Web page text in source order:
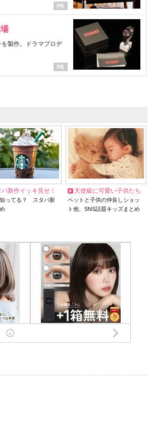
製作。ドラマプロデ
バ新作イッキ見せ！
ってる？ スタバ新
天使級に可愛い子供たち
ペットと子供の仲良しショッ
ト他、SNS話題キッズまとめ